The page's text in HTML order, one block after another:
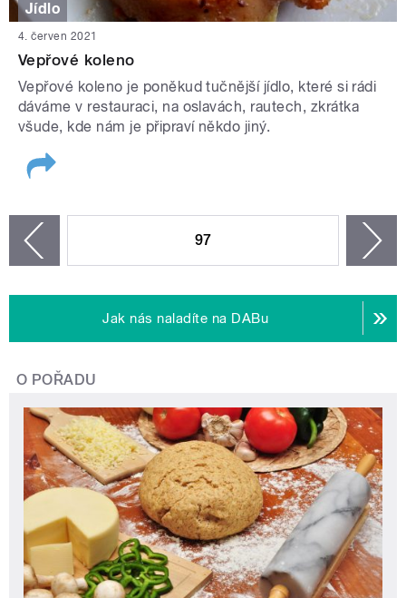
Jídlo
4. červen 2021
Vepřové koleno
Vepřové koleno je poněkud tučnější jídlo, které si rádi
dáváme v restauraci, na oslavách, rautech, zkrátka
všude, kde nám je připraví někdo jiný.
97
Jak nás naladíte na DABu
O POŘADU